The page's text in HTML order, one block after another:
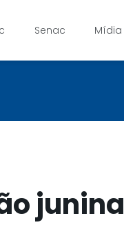
Senac Mídia
junina